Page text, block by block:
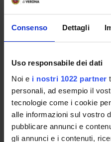
Consenso Dettagli
Uso responsabile dei dati
Noi e i nostri 1022 partner
personali, ad esempio il
tecnologie come i cookie
alle informazioni sul vostro
pubblicare annunci e
gli annunci e i contenuti,
ORGANISATION
DEPARTMENT
STUDENT
DEPARTMENT FACILITIES